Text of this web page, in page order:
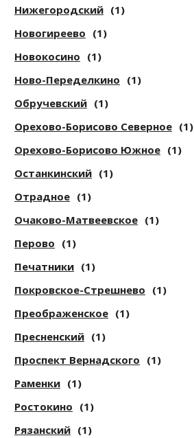
Нижегородский (1)
Новогиреево (1)
Новокосино (1)
Ново-Переделкино (1)
Обручевский (1)
Орехово-Борисово Северное (1)
Орехово-Борисово Южное (1)
Останкинский (1)
Отрадное (1)
Очаково-Матвеевское (1)
Перово (1)
Печатники (1)
Покровское-Стрешнево (1)
Преображенское (1)
Пресненский (1)
Проспект Вернадского (1)
Раменки (1)
Ростокино (1)
Рязанский (1)